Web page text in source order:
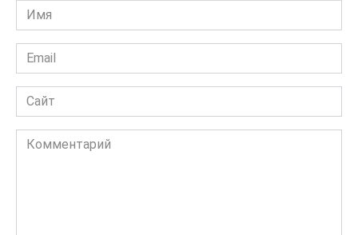
Имя
*
Email
*
Сайт
Комментарий